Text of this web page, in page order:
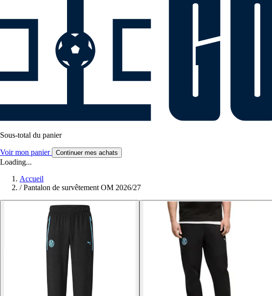
Sous-total du panier
Voir mon panier Continuer mes achats
Loading...
Accueil
/ Pantalon de survêtement OM 2026/27